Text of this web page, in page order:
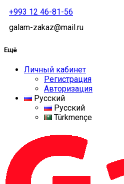
+993 12 46-81-56
galam-zakaz@mail.ru
Ещё
Личный кабинет
Регистрация
Авторизация
Русский
Русский
Türkmençe